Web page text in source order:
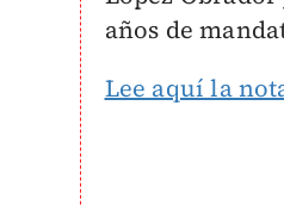
años de
Lee aquí la